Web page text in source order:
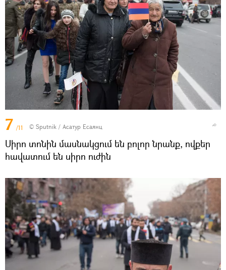
7 /11 © Sputnik / Асатур Есаянц
Սիրո տոնին մասնակցում են բոլոր նրանք, ովքեր
հավատում են սիրո ուժին